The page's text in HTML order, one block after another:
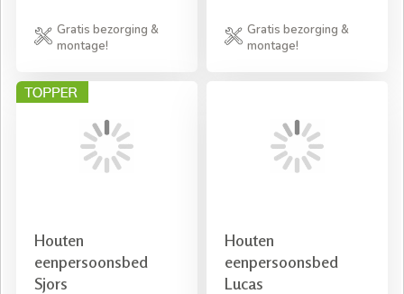
Gratis bezorging &
montage!
Gratis bezorging &
montage!
Houten
eenpersoonsbed
Sjors
Houten
eenpersoonsbed
Lucas